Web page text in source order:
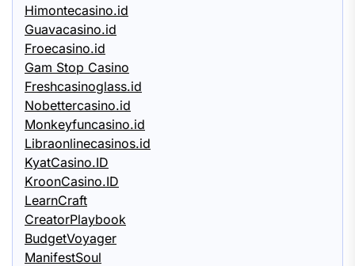
Himontecasino.id
Guavacasino.id
Froecasino.id
Gam Stop Casino
Freshcasinoglass.id
Nobettercasino.id
Monkeyfuncasino.id
Libraonlinecasinos.id
KyatCasino.ID
KroonCasino.ID
LearnCraft
CreatorPlaybook
BudgetVoyager
ManifestSoul